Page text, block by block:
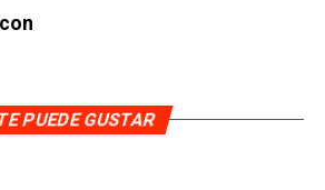
PUEDE GUSTAR